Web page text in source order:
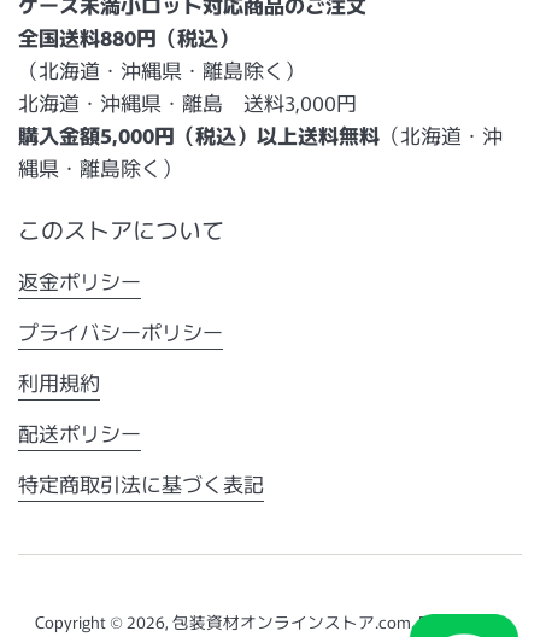
全国送料880円（税込）
（北海道・沖縄県・離島除く）
北海道・沖縄県・離島 送料3,000円
購入金額5,000円（税込）以上送料無料 （北海道・沖
縄県・離島除く）
このストアについて
返金ポリシー
プライバシーポリシー
利用規約
配送ポリシー
特定商取引法に基づく表記
Copyright © 2026, 包装資材オンラインストア.com. Powered by